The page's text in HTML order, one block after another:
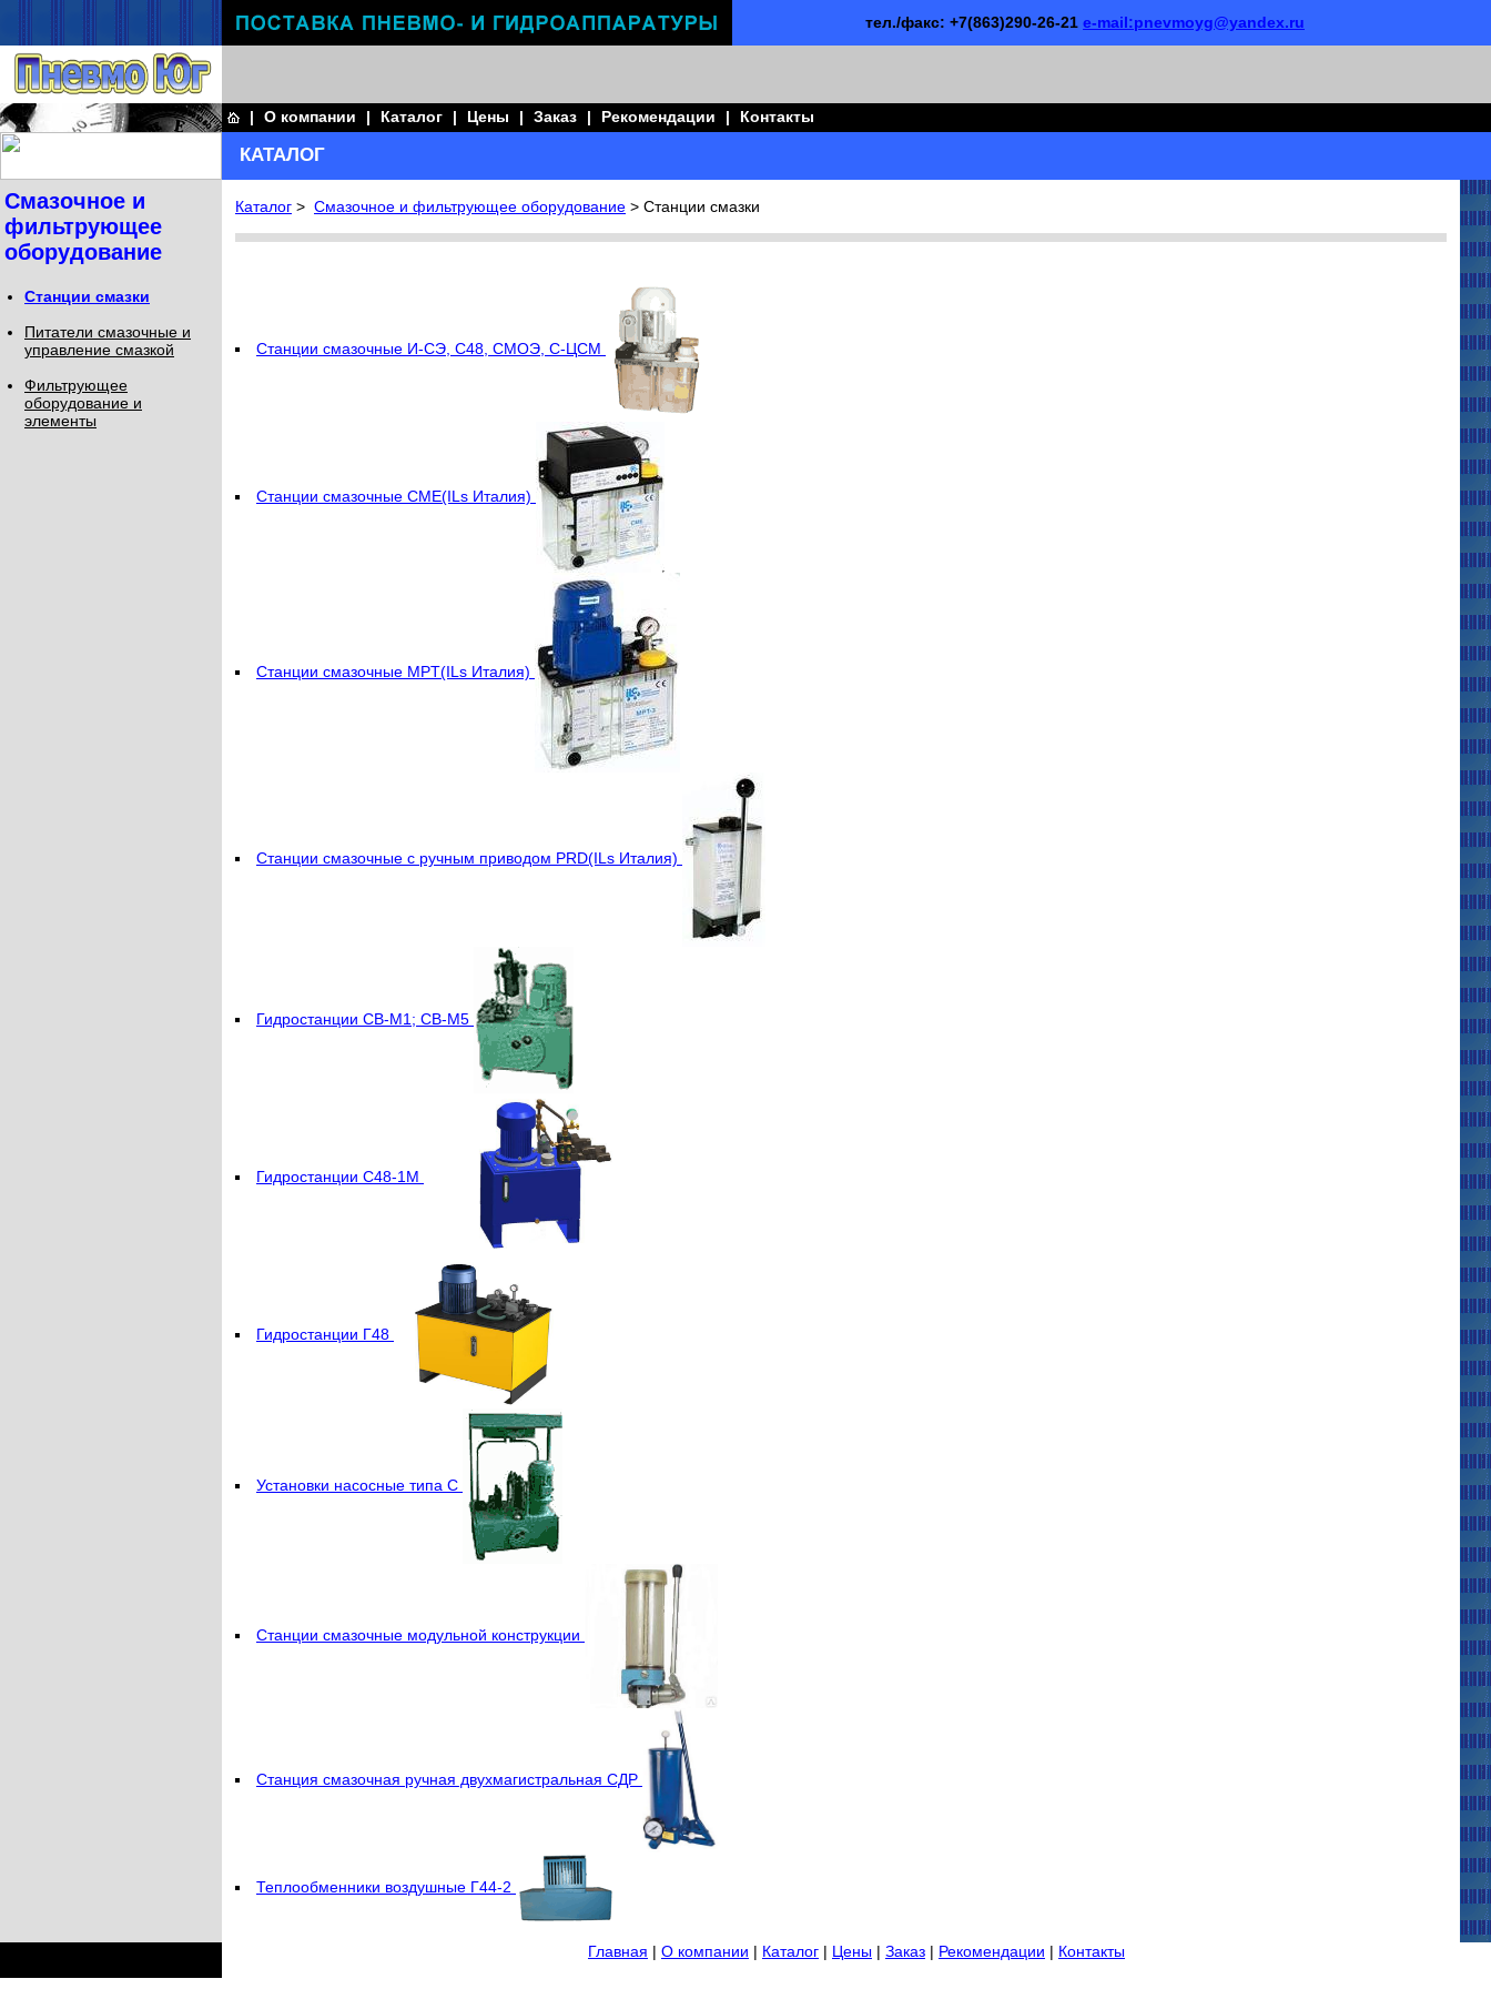
тел./факс: +7(863)290-26-21 e-mail:pnevmoyg@yandex.ru
| О компании | Каталог | Цены | Заказ | Рекомендации | Контакты
КАТАЛОГ
Смазочное и
фильтрующее
оборудование
Станции смазки
Питатели смазочные и
управление смазкой
Фильтрующее
оборудование и
элементы
Каталог > Смазочное и фильтрующее оборудование > Станции смазки
Станции смазочные И-СЭ, С48, СМОЭ, С-ЦСМ
Станции смазочные CME(ILs Италия)
Станции смазочные MPT(ILs Италия)
Станции смазочные с ручным приводом PRD(ILs Италия)
Гидростанции СВ-М1; СВ-М5
Гидростанции С48-1М
Гидростанции Г48
Установки насосные типа С
Станции смазочные модульной конструкции
Станция смазочная ручная двухмагистральная СДР
Теплообменники воздушные Г44-2
Главная | О компании | Каталог | Цены | Заказ | Рекомендации | Контакты